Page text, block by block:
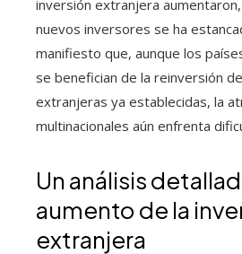
inversión extranjera
nuevos inversores se ha
manifiesto que, aunque los
se benefician de la reinversión
extranjeras ya establecidas, la
multinacionales aún enfrenta
Un análisis
aumento de la
extranjera